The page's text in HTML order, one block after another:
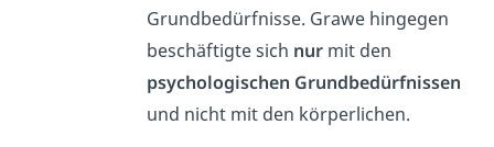
Grundbedürfnisse. Grawe hingegen
beschäftigte sich nur mit den
psychologischen Grundbedürfnissen
und nicht mit den körperlichen.